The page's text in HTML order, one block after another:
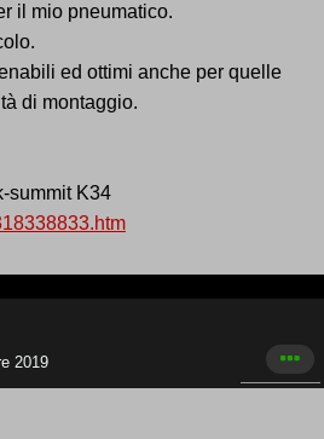
il mio pneumatico.
ed ottimi anche per quelle
di montaggio.
summit K34
2019